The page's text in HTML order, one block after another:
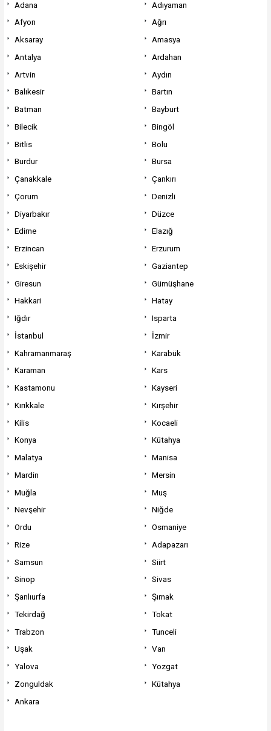
Adana
Adıyaman
Afyon
Ağrı
Aksaray
Amasya
Antalya
Ardahan
Artvin
Aydın
Balıkesir
Bartın
Batman
Bayburt
Bilecik
Bingöl
Bitlis
Bolu
Burdur
Bursa
Çanakkale
Çankırı
Çorum
Denizli
Diyarbakır
Düzce
Edirne
Elazığ
Erzincan
Erzurum
Eskişehir
Gaziantep
Giresun
Gümüşhane
Hakkari
Hatay
Iğdır
Isparta
İstanbul
İzmir
Kahramanmaraş
Karabük
Karaman
Kars
Kastamonu
Kayseri
Kırıkkale
Kırşehir
Kilis
Kocaeli
Konya
Kütahya
Malatya
Manisa
Mardin
Mersin
Muğla
Muş
Nevşehir
Niğde
Ordu
Osmaniye
Rize
Adapazarı
Samsun
Siirt
Sinop
Sivas
Şanlıurfa
Şırnak
Tekirdağ
Tokat
Trabzon
Tunceli
Uşak
Van
Yalova
Yozgat
Zonguldak
Kütahya
Ankara